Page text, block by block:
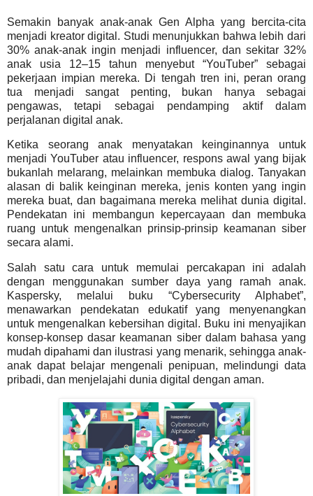
Semakin banyak anak-anak Gen Alpha yang bercita-cita
menjadi kreator digital. Studi menunjukkan bahwa lebih dari
30% anak-anak ingin menjadi influencer, dan sekitar 32%
anak usia 12–15 tahun menyebut “YouTuber” sebagai
pekerjaan impian mereka. Di tengah tren ini, peran orang
tua menjadi sangat penting, bukan hanya sebagai
pengawas, tetapi sebagai pendamping aktif dalam
perjalanan digital anak.
Ketika seorang anak menyatakan keinginannya untuk
menjadi YouTuber atau influencer, respons awal yang bijak
bukanlah melarang, melainkan membuka dialog. Tanyakan
alasan di balik keinginan mereka, jenis konten yang ingin
mereka buat, dan bagaimana mereka melihat dunia digital.
Pendekatan ini membangun kepercayaan dan membuka
ruang untuk mengenalkan prinsip-prinsip keamanan siber
secara alami.
Salah satu cara untuk memulai percakapan ini adalah
dengan menggunakan sumber daya yang ramah anak.
Kaspersky, melalui buku “Cybersecurity Alphabet”,
menawarkan pendekatan edukatif yang menyenangkan
untuk mengenalkan kebersihan digital. Buku ini menyajikan
konsep-konsep dasar keamanan siber dalam bahasa yang
mudah dipahami dan ilustrasi yang menarik, sehingga anak-
anak dapat belajar mengenali penipuan, melindungi data
pribadi, dan menjelajahi dunia digital dengan aman.